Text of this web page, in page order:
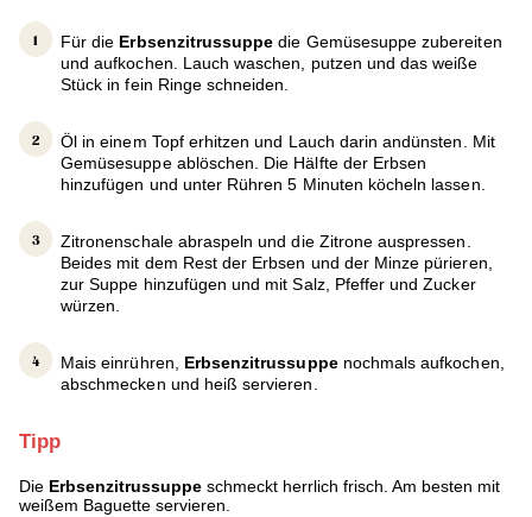
Für die Erbsenzitrussuppe die Gemüsesuppe zubereiten
und aufkochen. Lauch waschen, putzen und das weiße
Stück in fein Ringe schneiden.
Öl in einem Topf erhitzen und Lauch darin andünsten. Mit
Gemüsesuppe ablöschen. Die Hälfte der Erbsen
hinzufügen und unter Rühren 5 Minuten köcheln lassen.
Zitronenschale abraspeln und die Zitrone auspressen.
Beides mit dem Rest der Erbsen und der Minze pürieren,
zur Suppe hinzufügen und mit Salz, Pfeffer und Zucker
würzen.
Mais einrühren, Erbsenzitrussuppenochmals aufkochen,
abschmecken und heiß servieren.
Tipp
Die Erbsenzitrussuppe schmeckt herrlich frisch. Am besten mit
weißem Baguette servieren.